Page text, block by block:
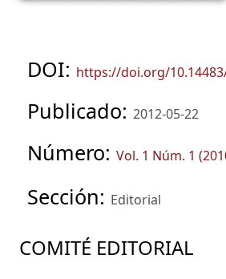
DOI: https://doi.org/
Publicado: 2012-05-22
Número: Vol. 1 Núm. 1
Sección: Editorial
COMITÉ EDITORIAL